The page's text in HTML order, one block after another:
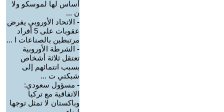
أساس لها لموسكو ولا
ن ...
- الاتحاد الأوروبي يفرض
عقوبات على 5 أفراد
مرتبطين بالصناعات ا ...
- الشرطة الأوروبية
تعتقل ثلاثة أشخاص
بسبب انتمائهم إلى
شبكتي ت ...
- مسؤول سعودي:
الاتفاقية مع تركيا
وباكستان لا تمثل توجها